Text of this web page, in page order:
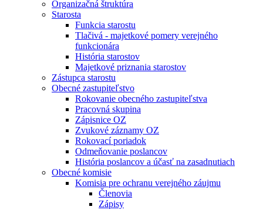
Organizačná štruktúra
Starosta
Funkcia starostu
Tlačivá - majetkové pomery verejného
funkcionára
História starostov
Majetkové priznania starostov
Zástupca starostu
Obecné zastupiteľstvo
Rokovanie obecného zastupiteľstva
Pracovná skupina
Zápisnice OZ
Zvukové záznamy OZ
Rokovací poriadok
Odmeňovanie poslancov
História poslancov a účasť na zasadnutiach
Obecné komisie
Komisia pre ochranu verejného záujmu
Členovia
Zápisy